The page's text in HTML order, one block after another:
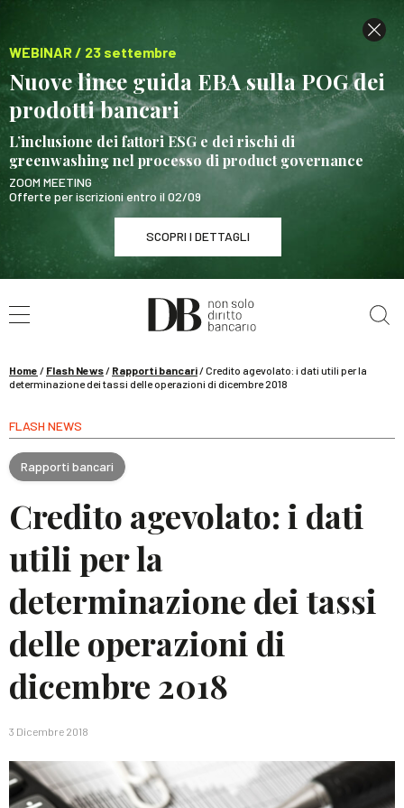
WEBINAR / 23 settembre
Nuove linee guida EBA sulla POG dei
prodotti bancari
L’inclusione dei fattori ESG e dei rischi di
greenwashing nel processo di product governance
ZOOM MEETING
Offerte per iscrizioni entro il 02/09
SCOPRI I DETTAGLI
WEBINAR / 23 settembre
Nuove linee guida EBA sulla POG dei prodotti
SCOPRI I DETTAGLI
Home / Flash News/ Rapporti bancari/Credito agevolato: i dati utili per la
determinazione dei tassi delle operazioni di dicembre 2018
FLASH NEWS
Rapporti bancari
Credito agevolato: i dati
utili per la
determinazione dei tassi
delle operazioni di
dicembre 2018
3 Dicembre 2018